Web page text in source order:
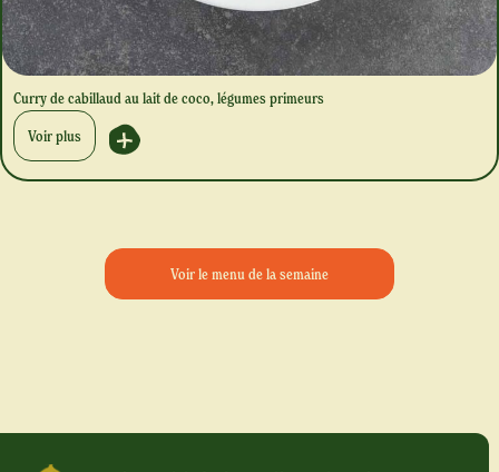
Curry de cabillaud au lait de coco, légumes primeurs
Voir plus
Voir le menu de la semaine